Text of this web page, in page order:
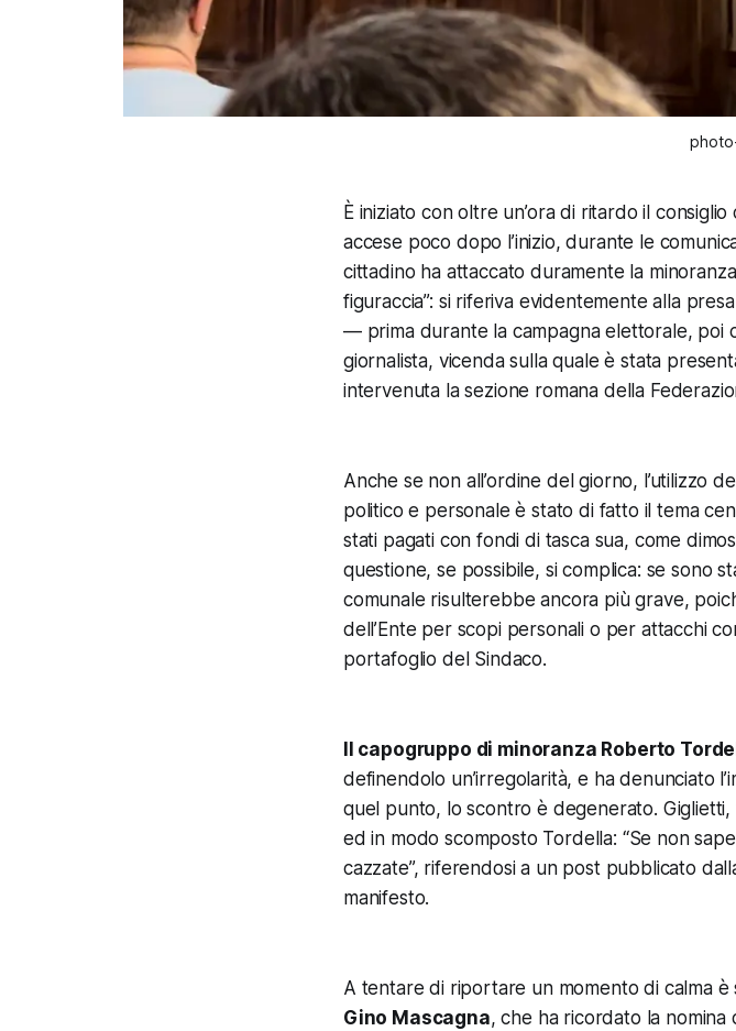
È iniziato con oltre un’ora di ritardo il
accese poco dopo l’inizio, durante le
cittadino ha attaccato duramente la
figuraccia”: si riferiva evidentemente alla
— prima durante la campagna elettorale, poi
giornalista, vicenda sulla quale è stata
intervenuta la sezione romana della
Anche se non all’ordine del giorno, l’utilizzo
politico e personale è stato di fatto il tema
stati pagati con fondi di tasca sua, come
questione, se possibile, si complica: se sono
comunale risulterebbe ancora più grave,
dell’Ente per scopi personali o per attacchi
portafoglio del Sindaco.
Il capogruppo di minoranza Roberto
definendolo un’irregolarità, e ha denunciato
quel punto, lo scontro è degenerato.
ed in modo scomposto Tordella: “Se non
cazzate”, riferendosi a un post pubblicato
manifesto.
A tentare di riportare un momento di calma è
Gino Mascagna, che ha ricordato la nomina